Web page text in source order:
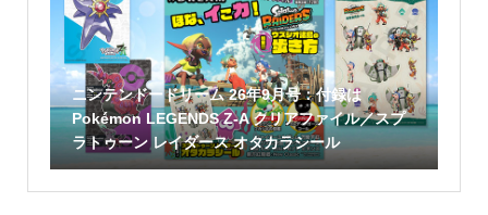
ニンテンドードリーム 26年9月号：付録は
Pokémon LEGENDS Z-A クリアファイル／スプ
ラトゥーン レイダース オタカラシール